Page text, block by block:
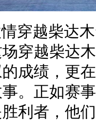
穿越柴达
穿越柴达
成绩，更
。正如赛
利者，他